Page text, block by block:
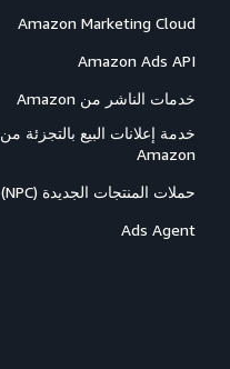
Amazon Marketing Cloud
Amazon Ads API
خدمات الناشر من Amazon
خدمة إعلانات البيع بالتجزئة من
Amazon
حملات المنتجات الجديدة (NPC)
Ads Agent